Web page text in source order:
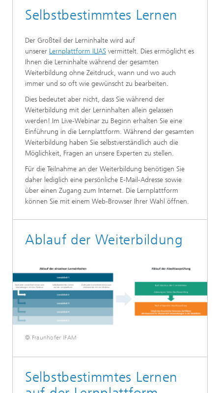
Selbstbestimmtes Lernen
Der Großteil der Lerninhalte wird auf
unserer Lernplattform ILIAS vermittelt. Dies ermöglicht es
Ihnen die Lerninhalte während der gesamten
Weiterbildung ohne Zeitdruck, wann und wo auch
immer und so oft wie gewünscht zu bearbeiten.
Dies bedeutet aber nicht, dass Sie während der
Weiterbildung mit der Lerninhalten allein gelassen
werden! Im Live-Webinar zu Beginn erhalten Sie eine
Einführung in die Lernplattform. Während der gesamten
Weiterbildung haben Sie selbstverständlich auch die
Möglichkeit, Fragen an unsere Experten zu stellen.
Für die Teilnahme an der Weiterbildung benötigen Sie
daher lediglich eine persönliche E-Mail-Adresse sowie
über einen Zugang zum Internet. Die Lernplattform
können Sie mit einem Web-Browser Ihrer Wahl öffnen.
Ablauf der Weiterbildung
© Fraunhofer IFAM
Selbstbestimmtes Lernen